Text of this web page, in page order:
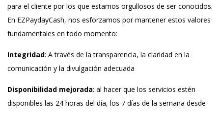
para el cliente por los que estamos orgullosos de ser conocidos.
En EZPaydayCash, nos esforzamos por mantener estos valores
fundamentales en todo momento:
Integridad: A través de la transparencia, la claridad en la
comunicación y la divulgación adecuada
Disponibilidad mejorada: al hacer que los servicios estén
disponibles las 24 horas del día, los 7 días de la semana desde